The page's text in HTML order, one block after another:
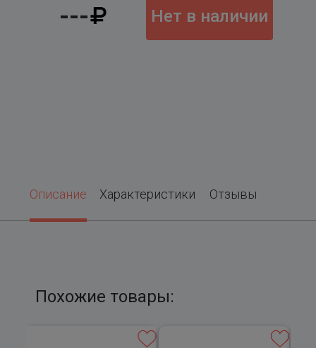
--- Нет в наличии
Описание Характеристики Отзывы
Похожие товары: